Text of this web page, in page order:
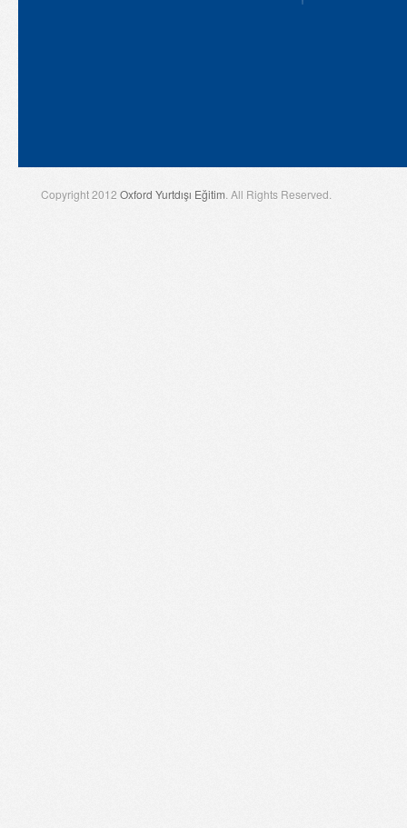
Copyright 2012 Oxford Yurtdışı Eğitim. All Rights Reserved.